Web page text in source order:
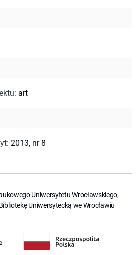
: art
: 2013, nr 8
Uniwersytetu Wrocławskiego,
Uniwersytecką we Wrocławiu